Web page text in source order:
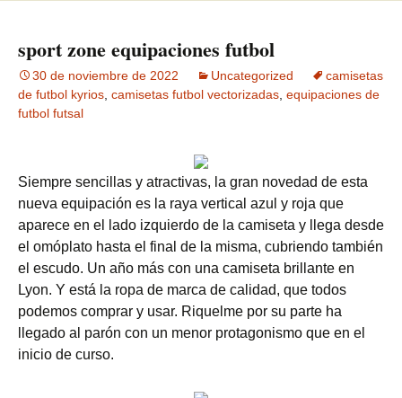
sport zone equipaciones futbol
30 de noviembre de 2022 Uncategorized
camisetas
de futbol kyrios camisetas futbol vectorizadas equipaciones de
futbol futsal
Siempre sencillas y atractivas, la gran novedad de esta
nueva equipación es la raya vertical azul y roja que
aparece en el lado izquierdo de la camiseta y llega desde
el omóplato hasta el final de la misma, cubriendo también
el escudo. Un año más con una camiseta brillante en
Lyon. Y está la ropa de marca de calidad, que todos
podemos comprar y usar. Riquelme por su parte ha
llegado al parón con un menor protagonismo que en el
inicio de curso.